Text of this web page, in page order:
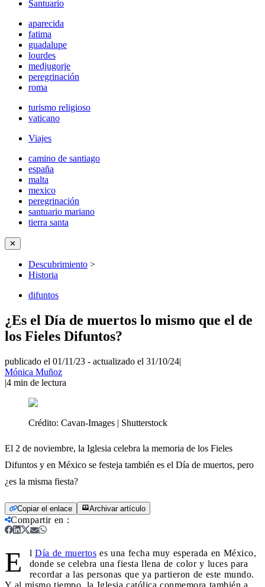
Santuario
aparecida
fatima
guadalupe
lourdes
medjugorje
peregrinación
roma
turismo religioso
vaticano
Viajes
camino de santiago
españa
malta
mexico
peregrinación
santuario mariano
tierra santa
✕
Descubrimiento >
Historia
difuntos
¿Es el Día de muertos lo mismo que el de
los Fieles Difuntos?
publicado el 01/11/23 - actualizado el 31/10/24|
Mónica Muñoz
|4 min de lectura
Crédito: Cavan-Images | Shutterstock
El 2 de noviembre, la Iglesia celebra la memoria de los Fieles
Difuntos y en México se festeja también es el Día de muertos, pero
¿es la misma fiesta?
Copiar el enlace Archivar artículo
Compartir en :
E l Día de muertos es una fecha muy esperada en México,
donde se celebra una fiesta llena de color y luces para
recordar a las personas que ya partieron de este mundo.
Y al mismo tiempo, la Iglesia católica conmemora también a